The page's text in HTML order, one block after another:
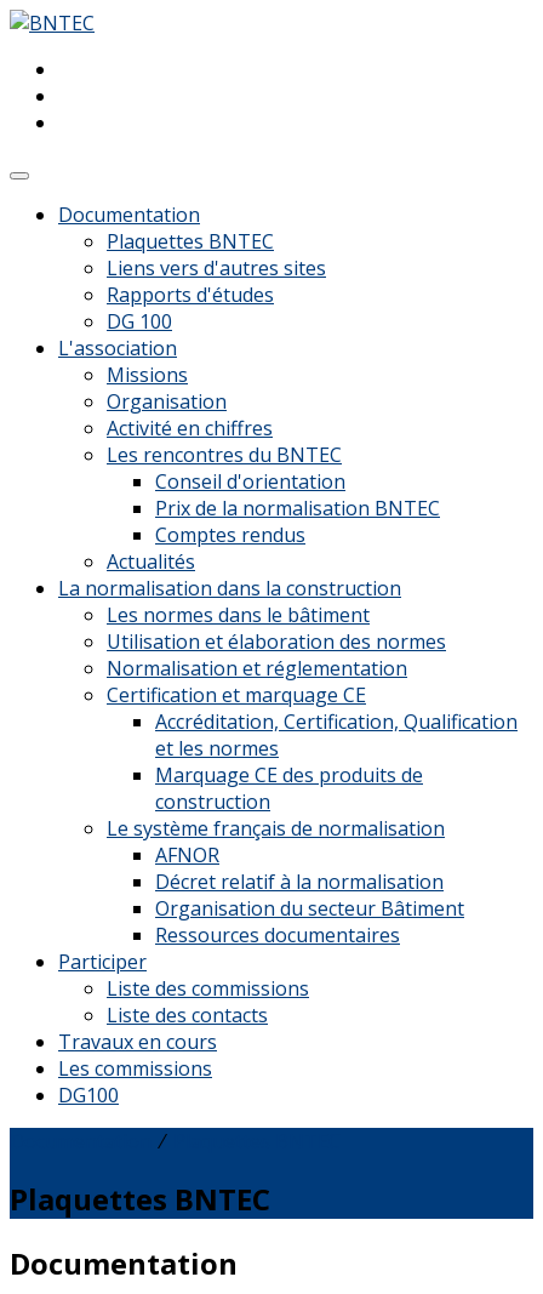
Documentation
Plaquettes BNTEC
Liens vers d'autres sites
Rapports d'études
DG 100
L'association
Missions
Organisation
Activité en chiffres
Les rencontres du BNTEC
Conseil d'orientation
Prix de la normalisation BNTEC
Comptes rendus
Actualités
La normalisation dans la construction
Les normes dans le bâtiment
Utilisation et élaboration des normes
Normalisation et réglementation
Certification et marquage CE
Accréditation, Certification, Qualification
et les normes
Marquage CE des produits de
construction
Le système français de normalisation
AFNOR
Décret relatif à la normalisation
Organisation du secteur Bâtiment
Ressources documentaires
Participer
Liste des commissions
Liste des contacts
Travaux en cours
Les commissions
DG100
⁄
Plaquettes BNTEC
Documentation